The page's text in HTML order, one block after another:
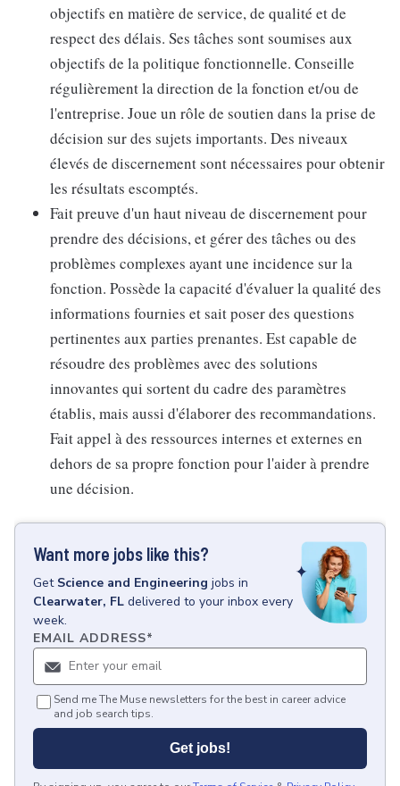
objectifs en matière de service, de qualité et de
respect des délais. Ses tâches sont soumises aux
objectifs de la politique fonctionnelle. Conseille
régulièrement la direction de la fonction et/ou de
l'entreprise. Joue un rôle de soutien dans la prise de
décision sur des sujets importants. Des niveaux
élevés de discernement sont nécessaires pour obtenir
les résultats escomptés.
Fait preuve d'un haut niveau de discernement pour
prendre des décisions, et gérer des tâches ou des
problèmes complexes ayant une incidence sur la
fonction. Possède la capacité d'évaluer la qualité des
informations fournies et sait poser des questions
pertinentes aux parties prenantes. Est capable de
résoudre des problèmes avec des solutions
innovantes qui sortent du cadre des paramètres
établis, mais aussi d'élaborer des recommandations.
Fait appel à des ressources internes et externes en
dehors de sa propre fonction pour l'aider à prendre
une décision.
Want more jobs like this?
Get Science and Engineering jobs in
Clearwater, FL delivered to your inbox every
week.
EMAIL ADDRESS*
Send me The Muse newsletters for the best in career advice
and job search tips.
Get jobs!